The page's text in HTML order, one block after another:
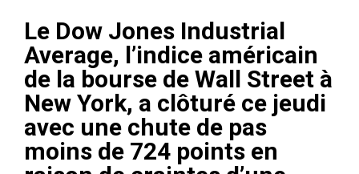
Le Dow Jones Industrial
Average, l’indice américain
de la bourse de Wall Street à
New York, a clôturé ce jeudi
avec une chute de pas
moins de 724 points en